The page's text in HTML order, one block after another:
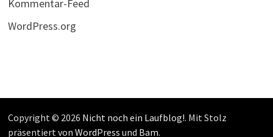
Kommentar-Feed
WordPress.org
Copyright © 2026 Nicht noch ein Laufblog!. Mit Stolz
präsentiert von WordPress und Bam.